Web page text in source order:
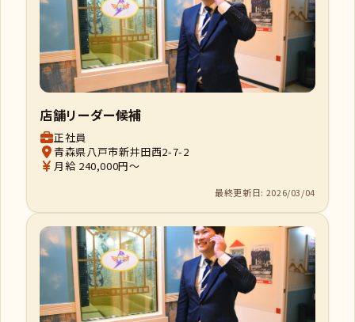
店舗リーダー候補
正社員
青森県八戸市新井田西2-7-2
月給 240,000円～
最終更新日: 2026/03/04